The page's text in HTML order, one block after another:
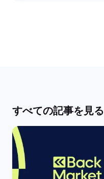
すべての記事を見る